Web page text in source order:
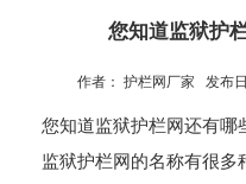
您知道监狱护
作者： 护栏网厂家 发布
您知道监狱护栏网还有哪
监狱护栏网的名称有很多